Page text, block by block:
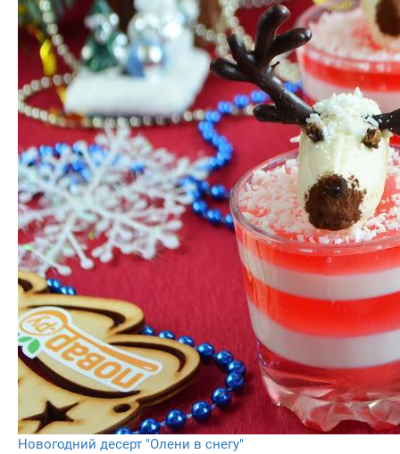
Новогодний десерт "Олени в снегу"